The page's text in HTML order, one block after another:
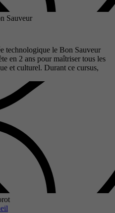
Sauveur
technologique le Bon Sauveur
en 2 ans pour maîtriser tous les
et culturel. Durant ce cursus,